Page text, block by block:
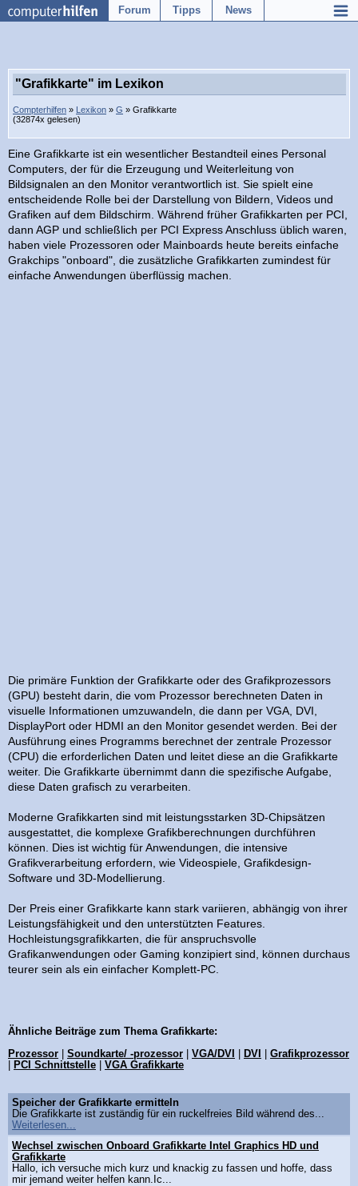
Forum Tipps News
"Grafikkarte" im Lexikon
Compterhilfen » Lexikon » G » Grafikkarte
(32874x gelesen)
Eine Grafikkarte ist ein wesentlicher Bestandteil eines Personal
Computers, der für die Erzeugung und Weiterleitung von
Bildsignalen an den Monitor verantwortlich ist. Sie spielt eine
entscheidende Rolle bei der Darstellung von Bildern, Videos und
Grafiken auf dem Bildschirm. Während früher Grafikkarten per PCI,
dann AGP und schließlich per PCI Express Anschluss üblich waren,
haben viele Prozessoren oder Mainboards heute bereits einfache
Grakchips "onboard", die zusätzliche Grafikkarten zumindest für
einfache Anwendungen überflüssig machen.
Die primäre Funktion der Grafikkarte oder des Grafikprozessors
(GPU) besteht darin, die vom Prozessor berechneten Daten in
visuelle Informationen umzuwandeln, die dann per VGA, DVI,
DisplayPort oder HDMI an den Monitor gesendet werden. Bei der
Ausführung eines Programms berechnet der zentrale Prozessor
(CPU) die erforderlichen Daten und leitet diese an die Grafikkarte
weiter. Die Grafikkarte übernimmt dann die spezifische Aufgabe,
diese Daten grafisch zu verarbeiten.
Moderne Grafikkarten sind mit leistungsstarken 3D-Chipsätzen
ausgestattet, die komplexe Grafikberechnungen durchführen
können. Dies ist wichtig für Anwendungen, die intensive
Grafikverarbeitung erfordern, wie Videospiele, Grafikdesign-
Software und 3D-Modellierung.
Der Preis einer Grafikkarte kann stark variieren, abhängig von ihrer
Leistungsfähigkeit und den unterstützten Features.
Hochleistungsgrafikkarten, die für anspruchsvolle
Grafikanwendungen oder Gaming konzipiert sind, können durchaus
teurer sein als ein einfacher Komplett-PC.
Ähnliche Beiträge zum Thema Grafikkarte:
Prozessor
Soundkarte/ -prozessor VGA/DVI DVI
Grafikprozessor
PCI Schnittstelle VGA Grafikkarte
Speicher der Grafikkarte ermitteln
Die Grafikkarte ist zuständig für ein ruckelfreies Bild während des...
Weiterlesen...
Wechsel zwischen Onboard Grafikkarte Intel Graphics HD und
Grafikkarte
Hallo, ich versuche mich kurz und knackig zu fassen und hoffe, dass
mir jemand weiter helfen kann.Ic...